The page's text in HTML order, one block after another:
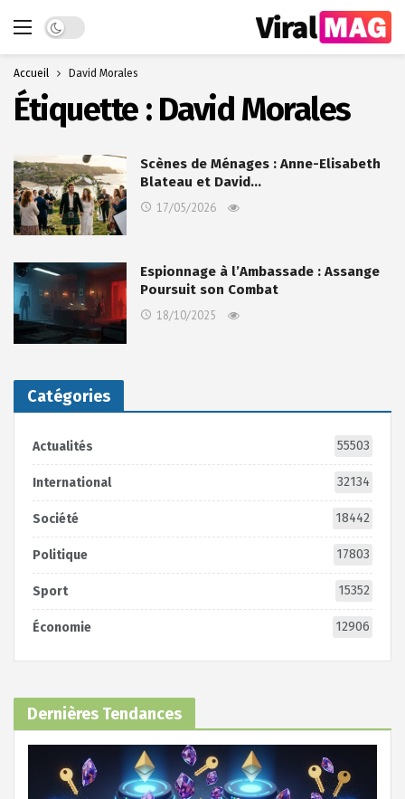
Dark mode
Accueil David Morales
Étiquette : David Morales
Scènes de Ménages : Anne-Elisabeth
Blateau et David…
17/05/2026
Espionnage à l’Ambassade : Assange
Poursuit son Combat
18/10/2025
Catégories
Actualités 55503
International 32134
Société 18442
Politique 17803
Sport 15352
Économie 12906
Dernières Tendances